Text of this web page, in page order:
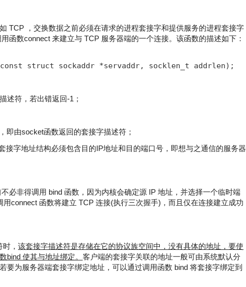
TCP ，交换数据之前必须在请求的进程套接字和提供服务的进程套接字
函数connect 来建立与 TCP 服务器端的一个连接。该函数的描述如下：
struct sockaddr *servaddr, socklen_t addrlen);
述符，若出错返回-1；
即由socket函数返回的套接字描述符；
接字地址结构必须包含目的IP地址和目的端口号，即想与之通信的服务器
必非得调用 bind 函数，因为内核会确定源 IP 地址，并选择一个临时端
connect 函数将建立 TCP 连接(执行三次握手)，而且仅在连接建立成功
， 该套接字描述符是存储在它的协议族空间中，没有具体的地址，要使
bind 使其与地址绑定。 客户端的套接字关联的地址一般可由系统默认分
要为服务器端套接字绑定地址，可以通过调用函数 bind 将套接字绑定到